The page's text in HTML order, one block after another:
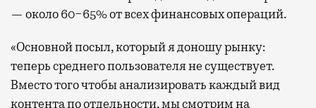
— около 60−65% от всех финансовых операций.
«Основной посыл, который я доношу рынку:
теперь среднего пользователя не существует.
Вместо того чтобы анализировать каждый вид
контента по отдельности, мы смотрим на